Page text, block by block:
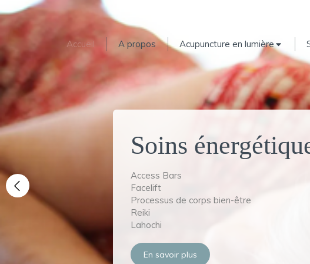
Accueil A propos Acupuncture en lumière
Chromopuncture
En savoir plus
Soins
Access Bars
Facelift
Processus de corps bien-être
Reiki
Lahochi
En savoir plus
Phytothérapie
Aromathérapie
En savoir plus
Slide précédent